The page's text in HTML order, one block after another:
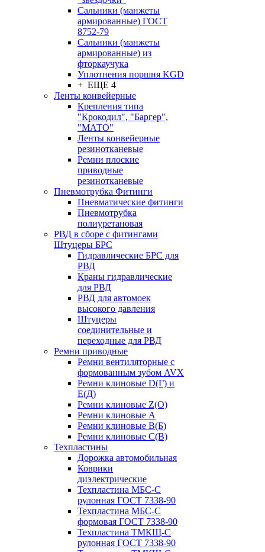
Сальники (манжеты
армированные) ГОСТ
8752-79
Сальники (манжеты
армированные) из
фторкаучука
Уплотнения поршня KGD
+ ЕЩЕ 4
Ленты конвейерные
Крепления типа
"Крокодил", "Баргер",
"МАТО"
Ленты конвейерные
резинотканевые
Ремни плоские
приводные
резинотканевые
Пневмотрубка Фитинги
Пневматические фитинги
Пневмотрубка
полиуретановая
РВД в сборе с фитингами
Штуцеры БРС
Гидравлические БРС для
РВД
Краны гидравлические
для РВД
РВД для автомоек
высокого давления
Штуцеры
соединительные и
переходные для РВД
Ремни приводные
Ремни вентиляторные с
формованным зубом AVX
Ремни клиновые D(Г) и
Е(Д)
Ремни клиновые Z(О)
Ремни клиновые А
Ремни клиновые В(Б)
Ремни клиновые С(В)
Техпластины
Дорожка автомобильная
Коврики
диэлектрические
Техпластина МБС-С
рулонная ГОСТ 7338-90
Техпластина МБС-С
формовая ГОСТ 7338-90
Техпластина ТМКЩ-С
рулонная ГОСТ 7338-90